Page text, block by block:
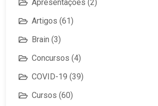
Apresentações (2)
Artigos (61)
Brain (3)
Concursos (4)
COVID-19 (39)
Cursos (60)